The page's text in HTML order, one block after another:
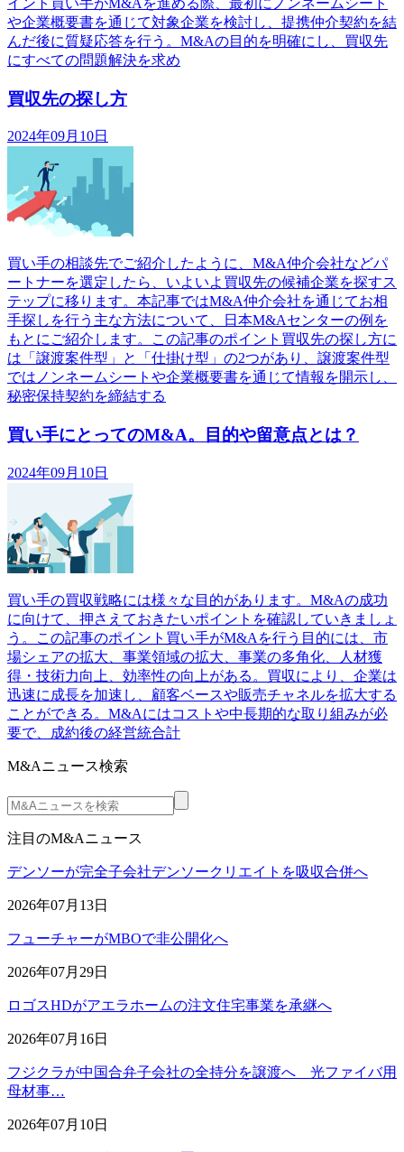
イント買い手がM&Aを進める際、最初にノンネームシート
や企業概要書を通じて対象企業を検討し、提携仲介契約を結
んだ後に質疑応答を行う。M&Aの目的を明確にし、買収先
にすべての問題解決を求め
買収先の探し方
2024年09月10日
買い手の相談先でご紹介したように、M&A仲介会社などパ
ートナーを選定したら、いよいよ買収先の候補企業を探すス
テップに移ります。本記事ではM&A仲介会社を通じてお相
手探しを行う主な方法について、日本M&Aセンターの例を
もとにご紹介します。この記事のポイント買収先の探し方に
は「譲渡案件型」と「仕掛け型」の2つがあり、譲渡案件型
ではノンネームシートや企業概要書を通じて情報を開示し、
秘密保持契約を締結する
買い手にとってのM&A。目的や留意点とは？
2024年09月10日
買い手の買収戦略には様々な目的があります。M&Aの成功
に向けて、押さえておきたいポイントを確認していきましょ
う。この記事のポイント買い手がM&Aを行う目的には、市
場シェアの拡大、事業領域の拡大、事業の多角化、人材獲
得・技術力向上、効率性の向上がある。買収により、企業は
迅速に成長を加速し、顧客ベースや販売チャネルを拡大する
ことができる。M&Aにはコストや中長期的な取り組みが必
要で、成約後の経営統合計
M&Aニュース検索
注目のM&Aニュース
デンソーが完全子会社デンソークリエイトを吸収合併へ
2026年07月13日
フューチャーがMBOで非公開化へ
2026年07月29日
ロゴスHDがアエラホームの注文住宅事業を承継へ
2026年07月16日
フジクラが中国合弁子会社の全持分を譲渡へ 光ファイバ用
母材事…
2026年07月10日